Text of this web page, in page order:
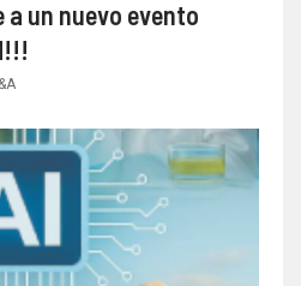
un nuevo evento